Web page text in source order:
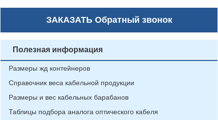
ЗАКАЗАТЬОбратный звонок
Полезная информация
Размеры жд контейнеров
Справочник веса кабельной продукции
Размеры и вес кабельных барабанов
Таблицы подбора аналога оптического кабеля